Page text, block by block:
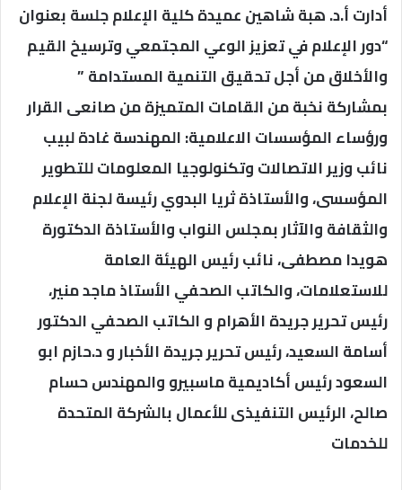
أدارت أ.د. هبة شاهين عميدة كلية الإعلام جلسة بعنوان
“دور الإعلام في تعزيز الوعي المجتمعي وترسيخ القيم
والأخلاق من أجل تحقيق التنمية المستدامة ”
بمشاركة نخبة من القامات المتميزة من صانعى القرار
ورؤساء المؤسسات الاعلامية: المهندسة غادة لبيب
نائب وزير الاتصالات وتكنولوجيا المعلومات للتطوير
المؤسسى، والأستاذة ثريا البدوي رئيسة لجنة الإعلام
والثقافة والآثار بمجلس النواب والأستاذة الدكتورة
هويدا مصطفى، نائب رئيس الهيئة العامة
للاستعلامات، والكاتب الصحفي الأستاذ ماجد منير،
رئيس تحرير جريدة الأهرام و الكاتب الصحفي الدكتور
أسامة السعيد، رئيس تحرير جريدة الأخبار و د.حازم ابو
السعود رئيس أكاديمية ماسبيرو والمهندس حسام
صالح، الرئيس التنفيذى للأعمال بالشركة المتحدة
للخدمات